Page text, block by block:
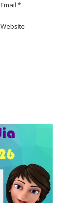
Email *
Website